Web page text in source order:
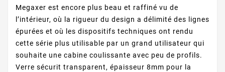
Megaxer est encore plus beau et raffiné vu de
l’intérieur, où la rigueur du design a délimité des lignes
épurées et où les dispositifs techniques ont rendu
cette série plus utilisable par un grand utilisateur qui
souhaite une cabine coulissante avec peu de profils.
Verre sécurit transparent, épaisseur 8mm pour la